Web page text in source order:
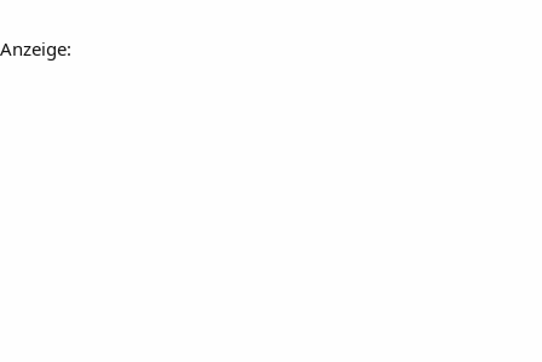
Anzeige: